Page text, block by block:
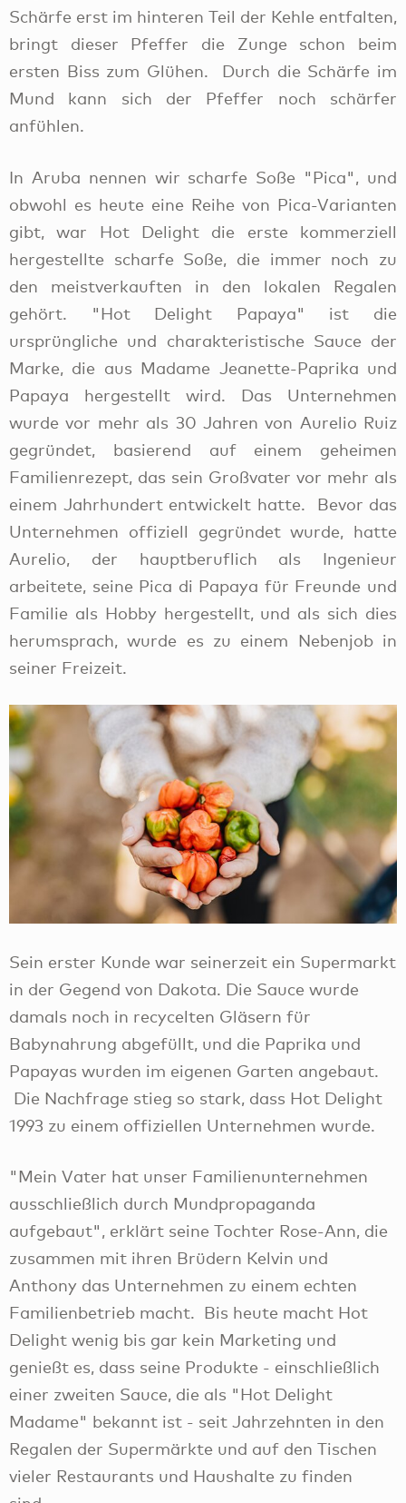
Schärfe erst im hinteren Teil der Kehle entfalten,
bringt dieser Pfeffer die Zunge schon beim
ersten Biss zum Glühen. Durch die Schärfe im
Mund kann sich der Pfeffer noch schärfer
anfühlen.
In Aruba nennen wir scharfe Soße "Pica", und
obwohl es heute eine Reihe von Pica-Varianten
gibt, war Hot Delight die erste kommerziell
hergestellte scharfe Soße, die immer noch zu
den meistverkauften in den lokalen Regalen
gehört. "Hot Delight Papaya" ist die
ursprüngliche und charakteristische Sauce der
Marke, die aus Madame Jeanette-Paprika und
Papaya hergestellt wird. Das Unternehmen
wurde vor mehr als 30 Jahren von Aurelio Ruiz
gegründet, basierend auf einem geheimen
Familienrezept, das sein Großvater vor mehr als
einem Jahrhundert entwickelt hatte. Bevor das
Unternehmen offiziell gegründet wurde, hatte
Aurelio, der hauptberuflich als Ingenieur
arbeitete, seine Pica di Papaya für Freunde und
Familie als Hobby hergestellt, und als sich dies
herumsprach, wurde es zu einem Nebenjob in
seiner Freizeit.
Sein erster Kunde war seinerzeit ein Supermarkt
in der Gegend von Dakota. Die Sauce wurde
damals noch in recycelten Gläsern für
Babynahrung abgefüllt, und die Paprika und
Papayas wurden im eigenen Garten angebaut.
Die Nachfrage stieg so stark, dass Hot Delight
1993 zu einem offiziellen Unternehmen wurde.
"Mein Vater hat unser Familienunternehmen
ausschließlich durch Mundpropaganda
aufgebaut", erklärt seine Tochter Rose-Ann, die
zusammen mit ihren Brüdern Kelvin und
Anthony das Unternehmen zu einem echten
Familienbetrieb macht. Bis heute macht Hot
Delight wenig bis gar kein Marketing und
genießt es, dass seine Produkte - einschließlich
einer zweiten Sauce, die als "Hot Delight
Madame" bekannt ist - seit Jahrzehnten in den
Regalen der Supermärkte und auf den Tischen
vieler Restaurants und Haushalte zu finden